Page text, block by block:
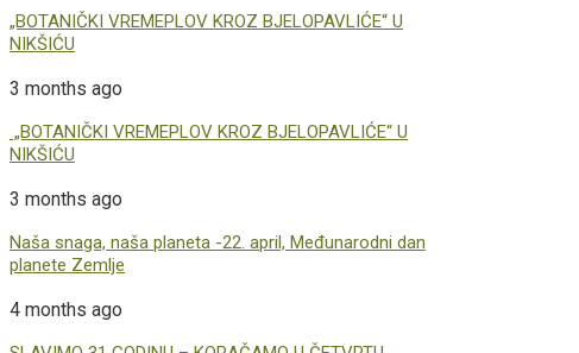
„BOTANIČKI VREMEPLOV KROZ BJELOPAVLIĆE“ U
NIKŠIĆU
3 months ago
„BOTANIČKI VREMEPLOV KROZ BJELOPAVLIĆE“ U
NIKŠIĆU
3 months ago
Naša snaga, naša planeta -22. april, Međunarodni dan
planete Zemlje
4 months ago